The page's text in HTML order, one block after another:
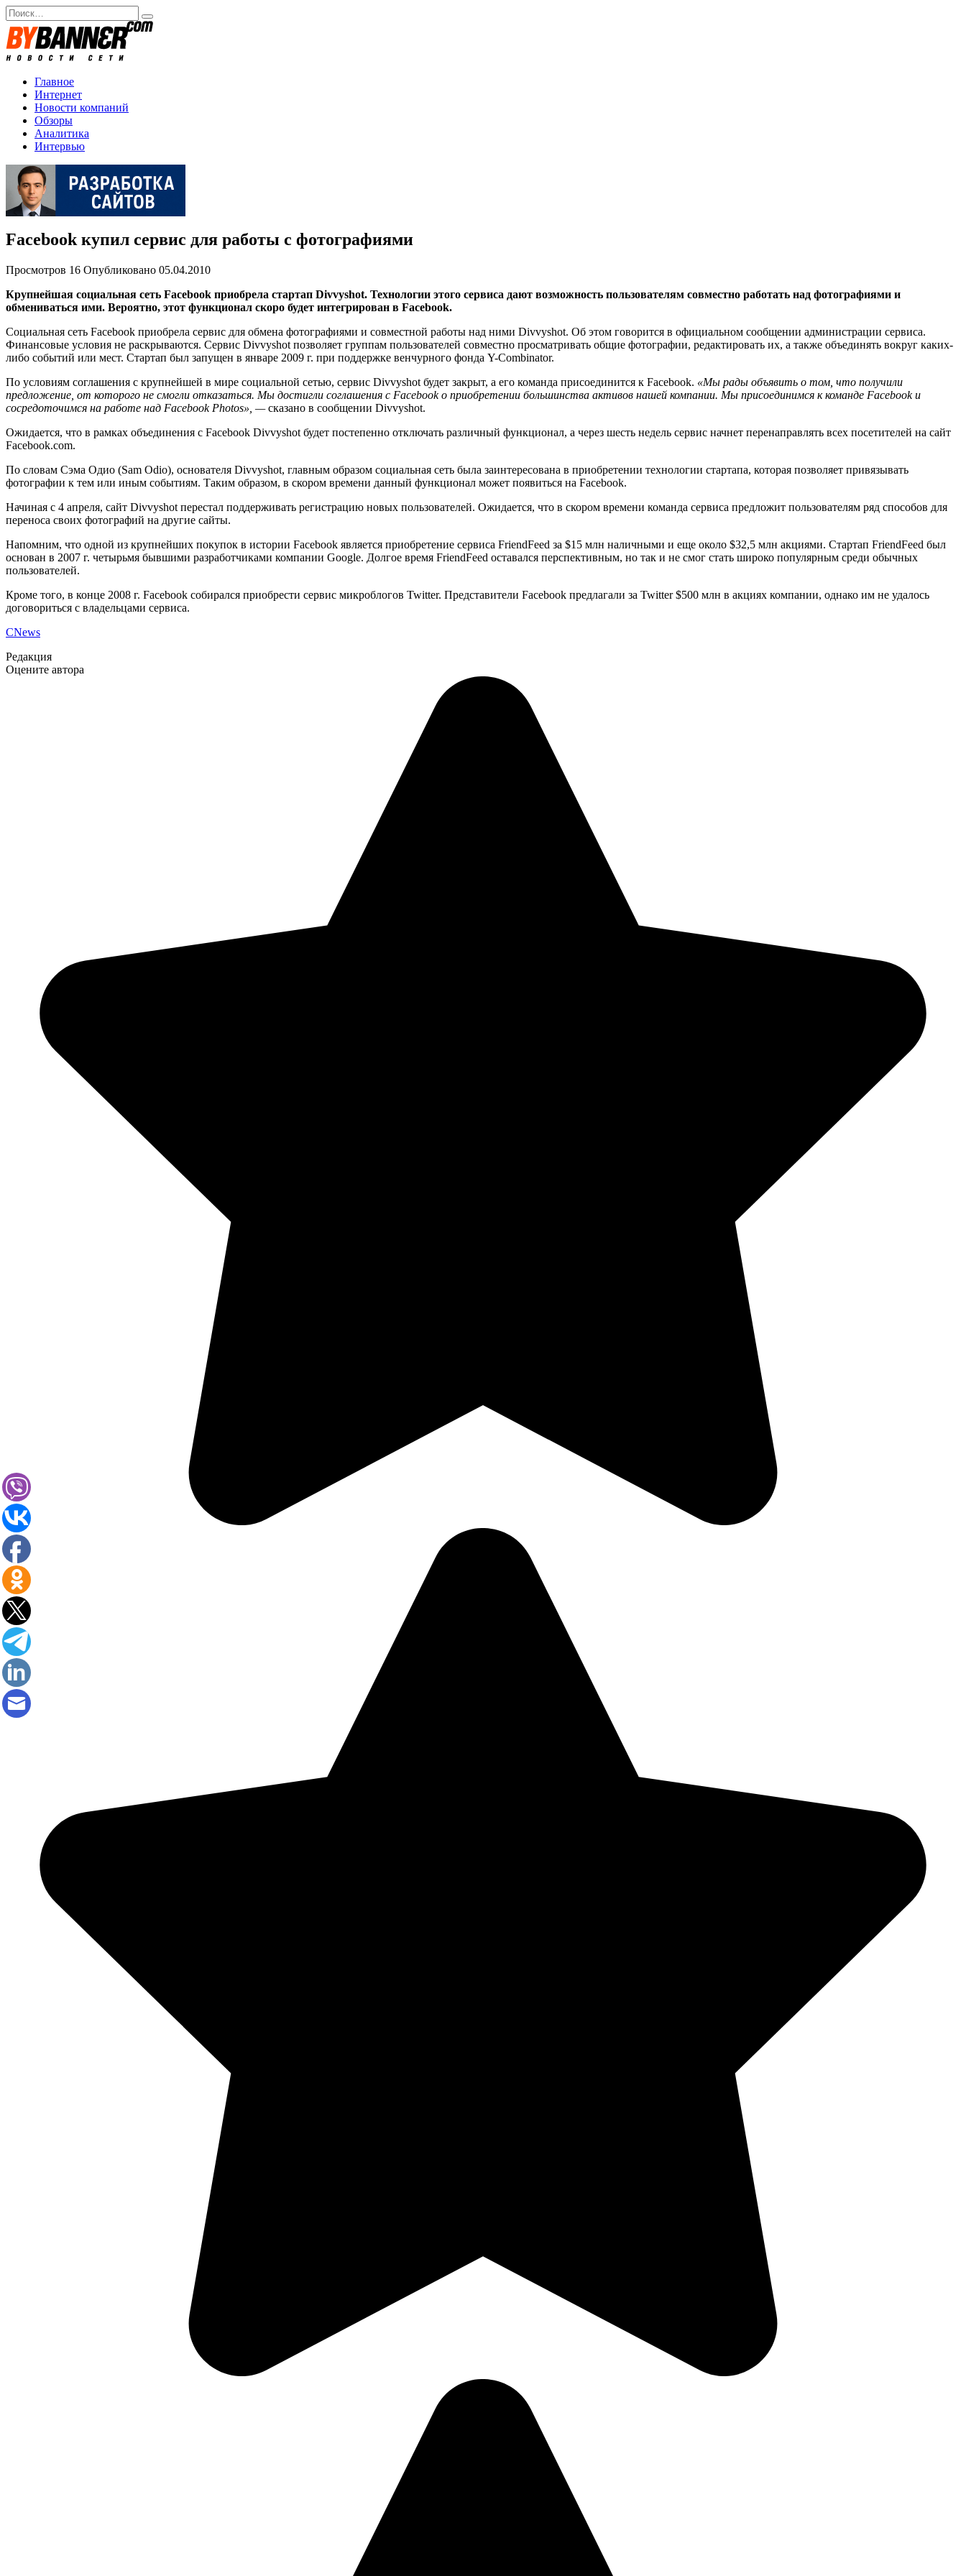
Перейти
к
содержанию
Search
for:
Главное
Интернет
Новости компаний
Обзоры
Аналитика
Интервью
Facebook купил сервис для работы с фотографиями
Просмотров 16 Опубликовано 05.04.2010
Крупнейшая социальная сеть Facebook приобрела стартап Divvyshot. Технологии этого сервиса дают возможность пользователям совместно работать над фотографиями и
обмениваться ими. Вероятно, этот функционал скоро будет интегрирован в Facebook.
Социальная сеть Facebook приобрела сервис для обмена фотографиями и совместной работы над ними Divvyshot. Об этом говорится в официальном сообщении администрации сервиса.
Финансовые условия не раскрываются. Сервис Divvyshot позволяет группам пользователей совместно просматривать общие фотографии, редактировать их, а также объединять вокруг каких-
либо событий или мест. Стартап был запущен в январе 2009 г. при поддержке венчурного фонда Y-Combinator.
По условиям соглашения с крупнейшей в мире социальной сетью, сервис Divvyshot будет закрыт, а его команда присоединится к Facebook. «Мы рады объявить о том, что получили
предложение, от которого не смогли отказаться. Мы достигли соглашения с Facebook о приобретении большинства активов нашей компании. Мы присоединимся к команде Facebook и
сосредоточимся на работе над Facebook Photos», —сказано в сообщении Divvyshot.
Ожидается, что в рамках объединения с Facebook Divvyshot будет постепенно отключать различный функционал, а через шесть недель сервис начнет перенаправлять всех посетителей на сайт
Facebook.com.
По словам Сэма Одио (Sam Odio), основателя Divvyshot, главным образом социальная сеть была заинтересована в приобретении технологии стартапа, которая позволяет привязывать
фотографии к тем или иным событиям. Таким образом, в скором времени данный функционал может появиться на Facebook.
Начиная с 4 апреля, сайт Divvyshot перестал поддерживать регистрацию новых пользователей. Ожидается, что в скором времени команда сервиса предложит пользователям ряд способов для
переноса своих фотографий на другие сайты.
Напомним, что одной из крупнейших покупок в истории Facebook является приобретение сервиса FriendFeed за $15 млн наличными и еще около $32,5 млн акциями. Стартап FriendFeed был
основан в 2007 г. четырьмя бывшими разработчиками компании Google. Долгое время FriendFeed оставался перспективным, но так и не смог стать широко популярным среди обычных
пользователей.
Кроме того, в конце 2008 г. Facebook собирался приобрести сервис микроблогов Twitter. Представители Facebook предлагали за Twitter $500 млн в акциях компании, однако им не удалось
договориться с владельцами сервиса.
CNews
Редакция
Оцените автора